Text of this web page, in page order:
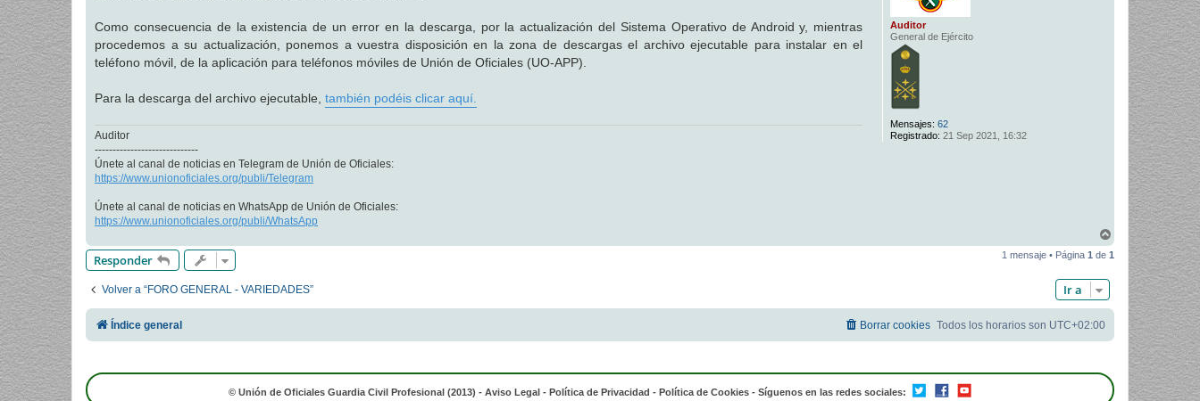
Auditor
General de Ejército
Mensajes: 62
Registrado: 21 Sep 2021, 16:32
j
e
Como consecuencia de la existencia de un error en la descarga, por la actualización del Sistema Operativo de Android y, mientras
procedemos a su actualización, ponemos a vuestra disposición en la zona de descargas el archivo ejecutable para instalar en el
teléfono móvil, de la aplicación para teléfonos móviles de Unión de Oficiales (UO-APP).
Para la descarga del archivo ejecutable, también podéis clicar aquí.
Auditor
-----------------------------
Únete al canal de noticias en Telegram de Unión de Oficiales:
https://www.unionoficiales.org/publi/Telegram
Únete al canal de noticias en WhatsApp de Unión de Oficiales:
https://www.unionoficiales.org/publi/WhatsApp
r
r
Responder 1 mensaje • Página 1 de 1
Volver a “FORO GENERAL - VARIEDADES” Ir a
Índice general Todos los horarios son UTC+02:00
Borrar cookies
© Unión de Oficiales Guardia Civil Profesional (2013) - Aviso Legal - Política de Privacidad - Política de Cookies - Síguenos en las redes sociales: